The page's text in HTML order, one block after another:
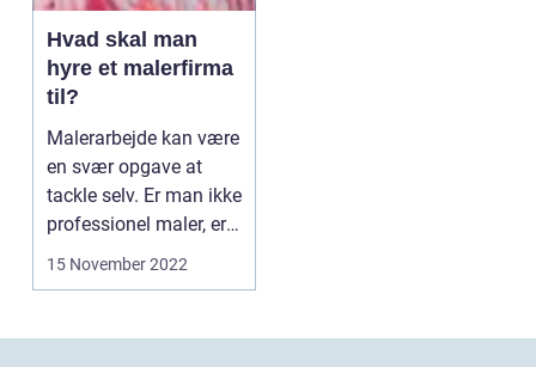
Hvad skal man
hyre et malerfirma
til?
Malerarbejde kan være
en svær opgave at
tackle selv. Er man ikke
professionel maler, er
der risiko f...
15 November 2022